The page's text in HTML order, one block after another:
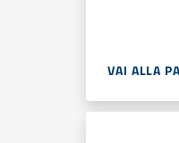
VAI ALLA